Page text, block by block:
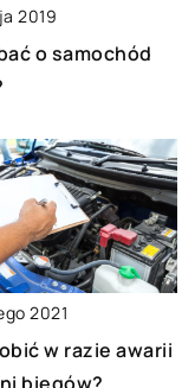
2019
o samochód
2021
w razie awarii